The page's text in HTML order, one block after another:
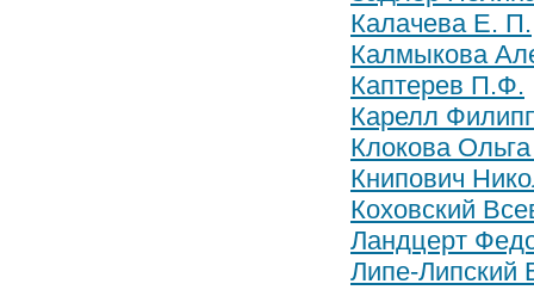
Калачева Е. П.
Калмыкова
Каптерев П.Ф.
Карелл
Клокова
Книпович
Коховский
Ландцерт
Липе-Липский